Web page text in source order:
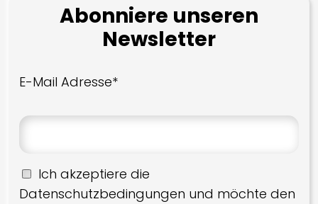
Abonniere unseren
Newsletter
E-Mail Adresse*
Ich akzeptiere die
Datenschutzbedingungen und möchte den